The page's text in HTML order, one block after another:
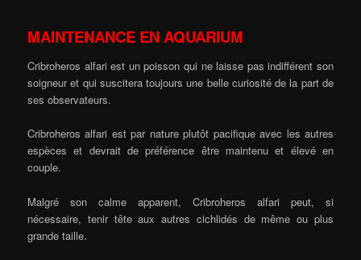
MAINTENANCE EN AQUARIUM
Cribroheros alfari est un poisson qui ne laisse pas indifférent son
soigneur et qui suscitera toujours une belle curiosité de la part de
ses observateurs.
Cribroheros alfari est par nature plutôt pacifique avec les autres
espèces et devrait de préférence être maintenu et élevé en
couple.
Malgré son calme apparent, Cribroheros alfari peut, si
nécessaire, tenir tête aux autres cichlidés de même ou plus
grande taille.